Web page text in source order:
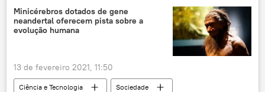
Ano Novo Lunar
Minicérebros dotados de gene
neandertal oferecem pista sobre a
evolução humana
13 de fevereiro 2021, 11:50
Ciência e Tecnologia
Sociedade